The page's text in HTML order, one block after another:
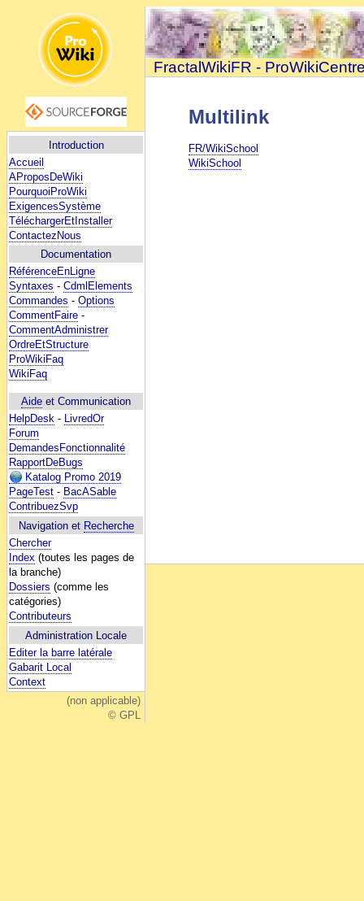
Introduction
Accueil
AProposDeWiki
PourquoiProWiki
ExigencesSystème
TéléchargerEtInstaller
ContactezNous
Documentation
RéférenceEnLigne
Syntaxes - CdmlElements
Commandes - Options
CommentFaire -
CommentAdministrer
OrdreEtStructure
ProWikiFaq
WikiFaq
Aide et Communication
HelpDesk - LivredOr
Forum
DemandesFonctionnalité
RapportDeBugs
Katalog Promo 2019
PageTest - BacASable
ContribuezSvp
Navigation et Recherche
Chercher
Index (toutes les pages de
la branche)
Dossiers (comme les
catégories)
Contributeurs
Administration Locale
Editer la barre latérale
Gabarit Local
Context
(non applicable)
© GPL
FractalWikiFR -
Multilink
FR/WikiSchool
WikiSchool